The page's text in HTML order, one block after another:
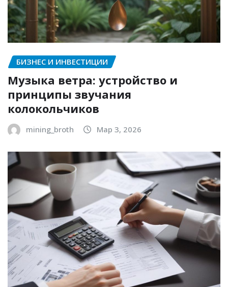
БИЗНЕС И ИНВЕСТИЦИИ
Музыка ветра: устройство и
принципы звучания
колокольчиков
mining_broth Мар 3, 2026